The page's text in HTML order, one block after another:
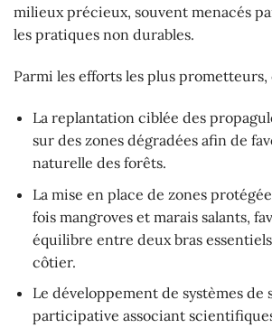
milieux précieux, souvent menacés
les pratiques non durables.
Parmi les efforts les plus prometteurs,
La replantation ciblée des
sur des zones dégradées afin de
naturelle des forêts.
La mise en place de zones
fois mangroves et marais salants,
équilibre entre deux bras essentiels
côtier.
Le développement de systèmes de
participative associant